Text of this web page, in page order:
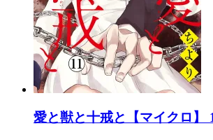
愛と獣と十戒と【マイクロ】